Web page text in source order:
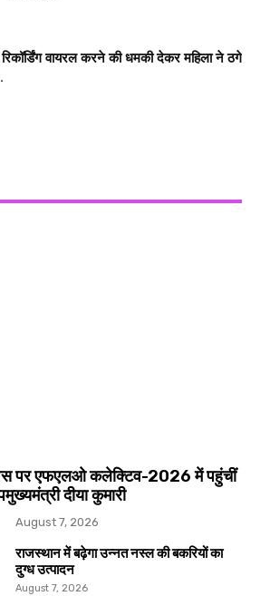
वायरल करने की धमकी देकर महिला ने ठगे
पर एफएलओ कलेक्टिव-2026 में पहुंचीं
दीया कुमारी
August 7, 2026
राजस्थान में बढ़ेगा उन्नत नस्ल की बकरियों का
दुग्ध उत्पादन
August 7, 2026